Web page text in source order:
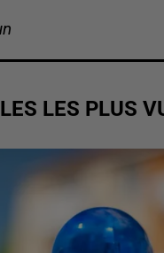
LES PLUS